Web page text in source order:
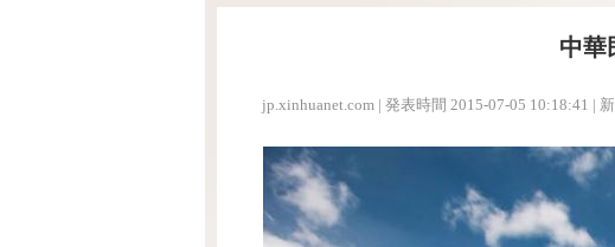
中華
jp.xinhuanet.com | 発表時間 2015-07-05 10:18:41 |